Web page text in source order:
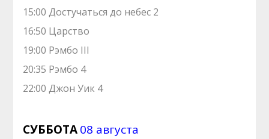
15:00 Достучаться до небес 2
16:50 Царство
19:00 Рэмбо III
20:35 Рэмбо 4
22:00 Джон Уик 4
СУББОТА08 августа